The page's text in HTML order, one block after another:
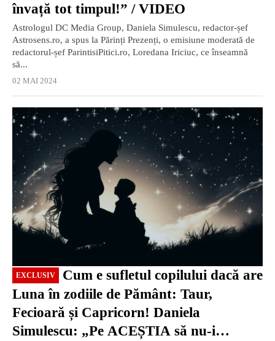
învață tot timpul!” / VIDEO
Astrologul DC Media Group, Daniela Simulescu, redactor-șef
Astrosens.ro, a spus la Părinți Prezenți, o emisiune moderată de
redactorul-șef ParintisiPitici.ro, Loredana Iriciuc, ce înseamnă
să...
02 MAI 2024
EXCLUSIV
EXCLUSIV
Luna în zodiile de Pământ: Taur,
Fecioară și Capricorn! Daniela
Simulescu: „Pe ACEȘTIA să nu-i